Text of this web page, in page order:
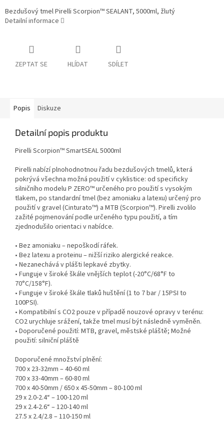
Bezdušový tmel Pirelli Scorpion™ SEALANT, 5000ml, žlutý
Detailní informace
ZEPTAT SE HLÍDAT SDÍLET
Popis Diskuze
Detailní popis produktu
Pirelli Scorpion™ SmartSEAL 5000ml
Pirelli nabízí plnohodnotnou řadu bezdušových tmelů, která
pokrývá všechna možná použití v cyklistice: od specificky
silničního modelu P ZERO™ určeného pro použití s vysokým
tlakem, po standardní tmel (bez amoniaku a latexu) určený pro
použití v gravel (Cinturato™) a MTB (Scorpion™). Pirelli zvolilo
zažité pojmenování podle určeného typu použití, a tím
zjednodušilo orientaci v nabídce.
• Bez amoniaku – nepoškodí ráfek.
• Bez latexu a proteinu – nižší riziko alergické reakce.
• Nezanechává v plášti lepkavé zbytky.
• Funguje v široké škále vnějších teplot (-20°C/68°F to
70°C/158°F).
• Funguje v široké škále tlaků huštění (1 to 7 bar / 15PSI to
100PSI).
• Kompatibilní s CO2 pouze v případě nouzové opravy v terénu:
CO2 urychluje srážení, takže tmel musí být následně vyměněn.
• Doporučené použití: MTB, gravel, městské pláště; Možné
použití: silniční pláště
Doporučené množství plnění:
700 x 23-32mm – 40-60 ml
700 x 33-40mm – 60-80 ml
700 x 40-50mm / 650 x 45-50mm – 80-100 ml
29 x 2.0-2.4“ – 100-120 ml
29 x 2.4-2.6“ – 120-140 ml
27.5 x 2.4/2.8 – 110-150 ml